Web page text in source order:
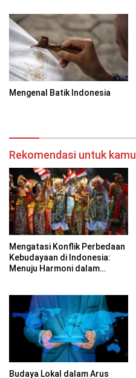
Mengenal Batik Indonesia
Rekomendasi untuk kamu
Mengatasi Konflik Perbedaan
Kebudayaan di Indonesia:
Menuju Harmoni dalam
Budaya Lokal dalam Arus